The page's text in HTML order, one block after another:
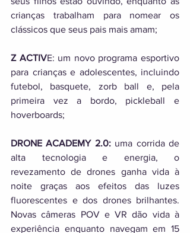
crianças trabalham para nomear os
clássicos que seus pais mais amam;
Z ACTIVE: um novo programa esportivo
para crianças e adolescentes, incluindo
futebol, basquete, zorb ball e, pela
primeira vez a bordo, pickleball e
hoverboards;
DRONE ACADEMY 2.0: uma corrida de
alta tecnologia e energia, o
revezamento de drones ganha vida à
noite graças aos efeitos das luzes
fluorescentes e dos drones brilhantes.
Novas câmeras POV e VR dão vida à
experiência enquanto navegam em 15